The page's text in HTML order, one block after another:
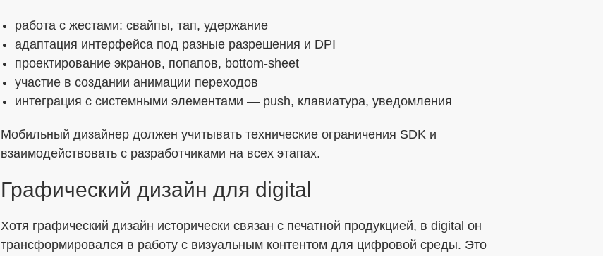
работа с жестами: свайпы, тап, удержание
адаптация интерфейса под разные разрешения и DPI
проектирование экранов, попапов, bottom-sheet
участие в создании анимации переходов
интеграция с системными элементами — push, клавиатура, уведомления
Мобильный дизайнер должен учитывать технические ограничения SDK и
взаимодействовать с разработчиками на всех этапах.
Графический дизайн для digital
Хотя графический дизайн исторически связан с печатной продукцией, в digital он
трансформировался в работу с визуальным контентом для цифровой среды. Это